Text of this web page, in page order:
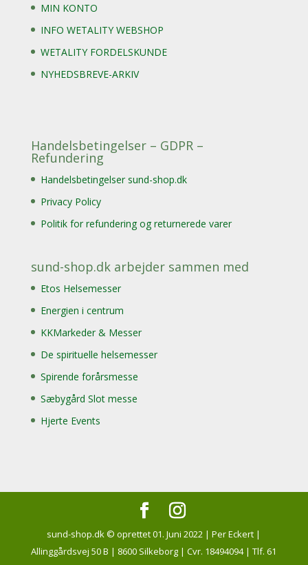
MIN KONTO
INFO WETALITY WEBSHOP
WETALITY FORDELSKUNDE
NYHEDSBREVE-ARKIV
Handelsbetingelser – GDPR –
Refundering
Handelsbetingelser sund-shop.dk
Privacy Policy
Politik for refundering og returnerede varer
sund-shop.dk arbejder sammen med
Etos Helsemesser
Energien i centrum
KKMarkeder & Messer
De spirituelle helsemesser
Spirende forårsmesse
Sæbygård Slot messe
Hjerte Events
sund-shop.dk © oprettet 01. Juni 2022 | Per Eckert |
Allinggårdsvej 50 B | 8600 Silkeborg | Cvr. 18494094 | Tlf. 61